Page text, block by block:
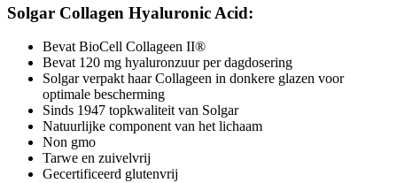
Solgar Collagen Hyaluronic Acid:
Bevat BioCell Collageen II®
Bevat 120 mg hyaluronzuur per dagdosering
Solgar verpakt haar Collageen in donkere glazen voor
optimale bescherming
Sinds 1947 topkwaliteit van Solgar
Natuurlijke component van het lichaam
Non gmo
Tarwe en zuivelvrij
Gecertificeerd glutenvrij